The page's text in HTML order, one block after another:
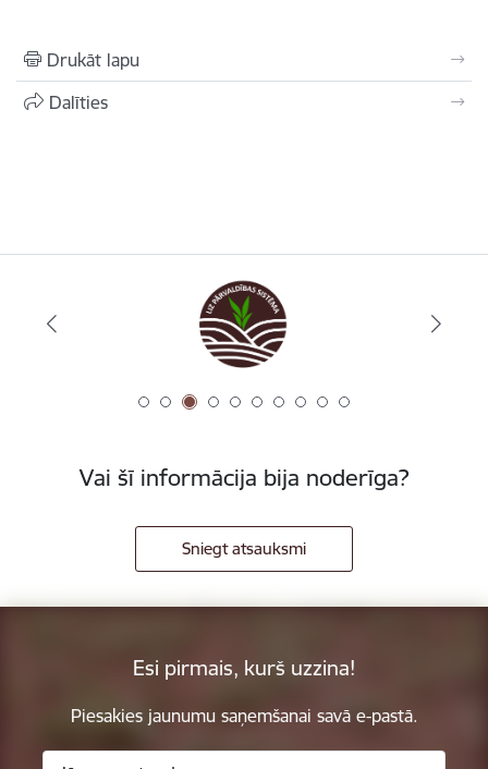
Drukāt lapu
Dalīties
Vai šī informācija bija noderīga?
Sniegt atsauksmi
Esi pirmais, kurš uzzina!
Piesakies jaunumu saņemšanai savā e-pastā.